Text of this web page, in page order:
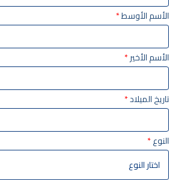
الأسم الأوسط*
الأسم الأخير*
تاريخ الميلاد*
النوع*